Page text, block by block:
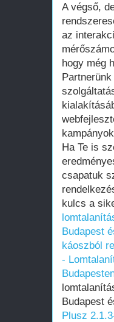
A végső,
az
hogy még
Ha Te is
csapatuk
kulcs a
Budapest
káoszból
-
Budapest
Plusz